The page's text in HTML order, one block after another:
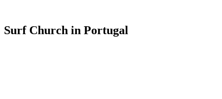
Surf Church in Portugal